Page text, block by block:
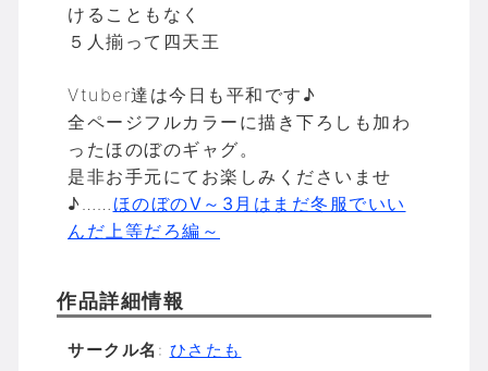
けることもなく
５人揃って四天王
Vtuber達は今日も平和です♪
全ページフルカラーに描き下ろしも加わ
ったほのぼのギャグ。
是非お手元にてお楽しみくださいませ
♪…… ほのぼのV～3月はまだ冬服でいい
んだ上等だろ編～
作品詳細情報
サークル名 : ひさたも